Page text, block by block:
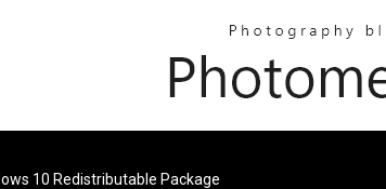
10 Redistributable Package